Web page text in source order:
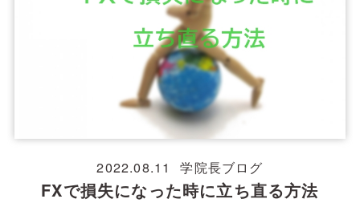
2022.08.11 学院長ブログ
FXで損失になった時に立ち直る方法